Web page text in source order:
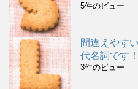
5件のビュー
間違えやす
代名詞です！
3件のビュー